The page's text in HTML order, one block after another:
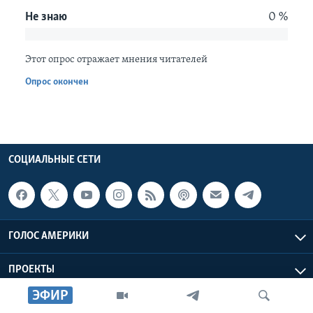
Learning English
СОЦИАЛЬНЫЕ СЕТИ
ЭФИР
Не знаю 0 %
Этот опрос отражает мнения читателей
Опрос окончен
СОЦИАЛЬНЫЕ СЕТИ
ГОЛОС АМЕРИКИ
ПРОЕКТЫ